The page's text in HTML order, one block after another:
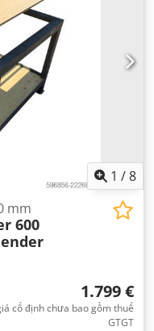
1 /8
mm
600
1.799 €
cố định chưa bao gồm thuế
GTGT